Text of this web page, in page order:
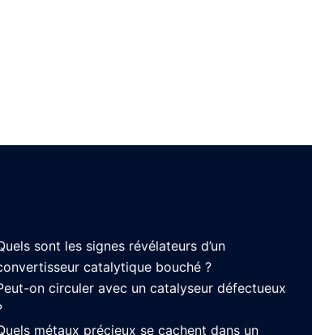
sont les signes révélateurs d’un
catalytique bouché ?
on circuler avec un catalyseur défectueux
métaux précieux se cachent dans un